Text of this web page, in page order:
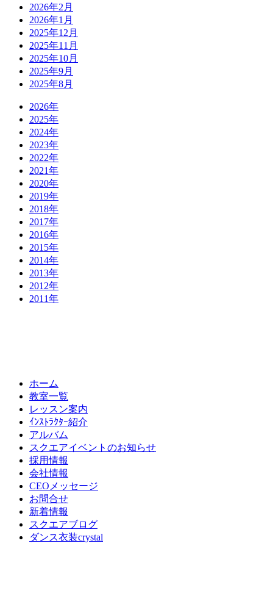
2026年2月
2026年1月
2025年12月
2025年11月
2025年10月
2025年9月
2025年8月
2026年
2025年
2024年
2023年
2022年
2021年
2020年
2019年
2018年
2017年
2016年
2015年
2014年
2013年
2012年
2011年
ホーム
教室一覧
レッスン案内
ｲﾝｽﾄﾗｸﾀｰ紹介
アルバム
スクエアイベントのお知らせ
採用情報
会社情報
CEOメッセージ
お問合せ
新着情報
スクエアブログ
ダンス衣装crystal